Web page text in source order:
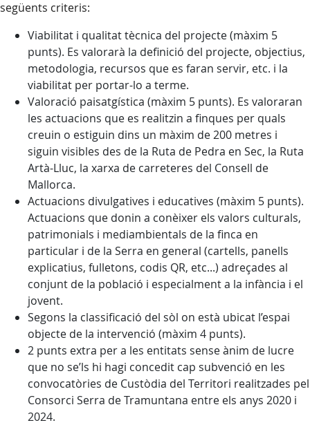
següents criteris:
Viabilitat i qualitat tècnica del projecte (màxim 5
punts). Es valorarà la definició del projecte, objectius,
metodologia, recursos que es faran servir, etc. i la
viabilitat per portar-lo a terme.
Valoració paisatgística (màxim 5 punts). Es valoraran
les actuacions que es realitzin a finques per quals
creuin o estiguin dins un màxim de 200 metres i
siguin visibles des de la Ruta de Pedra en Sec, la Ruta
Artà-Lluc, la xarxa de carreteres del Consell de
Mallorca.
Actuacions divulgatives i educatives (màxim 5 punts).
Actuacions que donin a conèixer els valors culturals,
patrimonials i mediambientals de la finca en
particular i de la Serra en general (cartells, panells
explicatius, fulletons, codis QR, etc...) adreçades al
conjunt de la població i especialment a la infància i el
jovent.
Segons la classificació del sòl on està ubicat l’espai
objecte de la intervenció (màxim 4 punts).
2 punts extra per a les entitats sense ànim de lucre
que no se’ls hi hagi concedit cap subvenció en les
convocatòries de Custòdia del Territori realitzades pel
Consorci Serra de Tramuntana entre els anys 2020 i
2024.